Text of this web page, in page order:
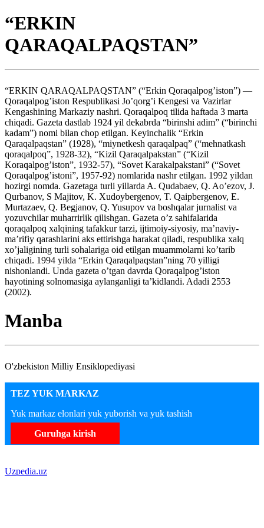
“ERKIN
QARAQALPAQSTAN”
“ERKIN QARAQALPAQSTAN” (“Erkin Qoraqalpog’iston”) —
Qoraqalpog’iston Respublikasi Jo’qorg’i Kengesi va Vazirlar
Kengashining Markaziy nashri. Qoraqalpoq tilida haftada 3 marta
chiqadi. Gazeta dastlab 1924 yil dekabrda “birinshi adim” (“birinchi
kadam”) nomi bilan chop etilgan. Keyinchalik “Erkin
Qaraqalpaqstan” (1928), “miynetkesh qaraqalpaq” (“mehnatkash
qoraqalpoq”, 1928-32), “Kizil Qaraqalpakstan” (“Kizil
Koraqalpog’iston”, 1932-57), “Sovet Karakalpakstani” (“Sovet
Qoraqalpog’istoni”, 1957-92) nomlarida nashr etilgan. 1992 yildan
hozirgi nomda. Gazetaga turli yillarda A. Qudabaev, Q. Ao’ezov, J.
Qurbanov, S Majitov, K. Xudoybergenov, T. Qaipbergenov, E.
Murtazaev, Q. Begjanov, Q. Yusupov va boshqalar jurnalist va
yozuvchilar muharrirlik qilishgan. Gazeta o’z sahifalarida
qoraqalpoq xalqining tafakkur tarzi, ijtimoiy-siyosiy, ma’naviy-
ma’rifiy qarashlarini aks ettirishga harakat qiladi, respublika xalq
xo’jaligining turli sohalariga oid etilgan muammolarni ko’tarib
chiqadi. 1994 yilda “Erkin Qaraqalpaqstan”ning 70 yilligi
nishonlandi. Unda gazeta o’tgan davrda Qoraqalpog’iston
hayotining solnomasiga aylanganligi ta’kidlandi. Adadi 2553
(2002).
Manba
O'zbekiston Milliy Ensiklopediyasi
TEZ YUK MARKAZ
Yuk markaz elonlari yuk yuborish va yuk tashish
Guruhga kirish
Uzpedia.uz